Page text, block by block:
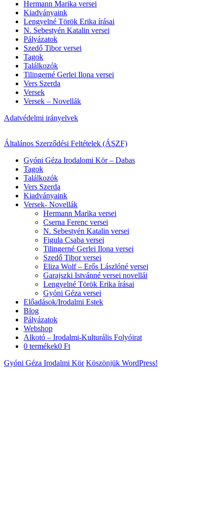
Hermann Marika versei
Kiadványaink
Lengyelné Török Erika írásai
N. Sebestyén Katalin versei
Pályázatok
Szedő Tibor versei
Tagok
Találkozók
Tilingerné Gerlei Ilona versei
Vers Szerda
Versek
Versek – Novellák
Adatvédelmi irányelvek
Általános Szerződési Feltételek (ÁSZF)
Gyóni Géza Irodalomi Kör – Dabas
Tagok
Találkozók
Vers Szerda
Kiadványaink
Versek- Novellák
Hermann Marika versei
Cserna Ferenc versei
N. Sebestyén Katalin versei
Figula Csaba versei
Tilingerné Gerlei Ilona versei
Szedő Tibor versei
Eliza Wolf – Erős Lászlóné versei
Garajszki Istvánné versei novellái
Lengyelné Török Erika írásai
Gyóni Géza versei
Előadások/Irodalmi Estek
Blog
Pályázatok
Webshop
Alkotó – Irodalmi-Kulturális Folyóirat
0 termékek0 Ft
Gyóni Géza Irodalmi Kör Köszönjük WordPress!